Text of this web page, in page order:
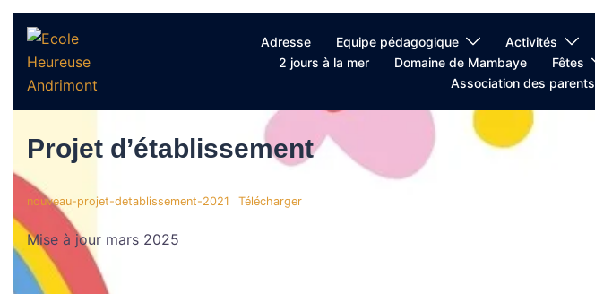
Aller
contenu
Adresse Equipe pédagogique Activités
2 jours à la mer
Domaine de Mambaye Fêtes
Association des parents
Projet d’établissement
nouveau-projet-detablissement-2021 Télécharger
Mise à jour mars 2025